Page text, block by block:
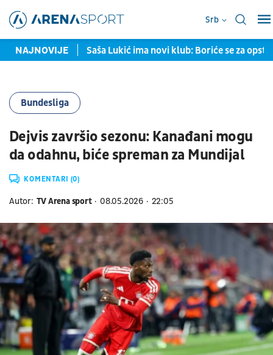
Srb
NAJNOVIJE
i Evropu Saša Lukić ima novi klub: Boriće se za
Bundesliga
Dejvis završio sezonu: Kanađani mogu
da odahnu, biće spreman za Mundijal
KOMENTARI (0)
Autor: TV Arena sport 08.05.2026 22:05